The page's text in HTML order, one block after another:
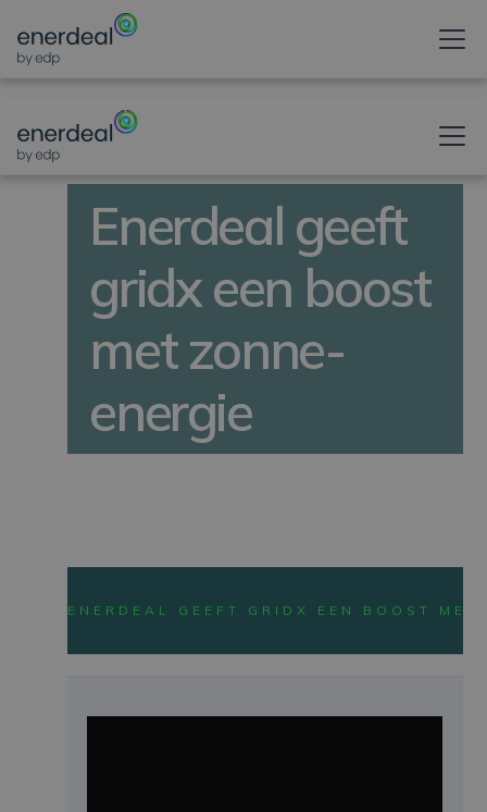
NIEUWSBERICHT
Enerdeal geeft
gridx een boost
met zonne-
energie
ENERDEAL GEEFT GRIDX EEN BOOST MET